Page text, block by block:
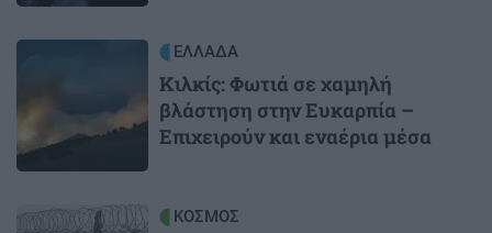
ΕΛΛΑΔΑ
Κιλκίς: Φωτιά σε χαμηλή
βλάστηση στην Ευκαρπία –
Επιχειρούν και εναέρια μέσα
Image ΚΟΣΜΟΣ